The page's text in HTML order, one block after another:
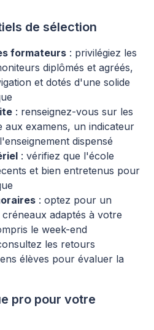
de sélection
formateurs : privilégiez les
diplômés et agréés,
et dotés d'une solide
: renseignez-vous sur les
aux examens, un indicateur
dispensé
: vérifiez que l'école
et bien entretenus pour
: optez pour un
adaptés à votre
le week-end
les retours
élèves pour évaluer la
pro pour votre